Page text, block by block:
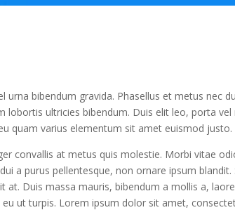
urna bibendum gravida. Phasellus et metus nec
ultricies bibendum. Duis elit leo, porta
quam varius elementum sit amet euismod justo.
convallis at metus quis molestie. Morbi vitae
a purus pellentesque, non ornare ipsum
at. Duis massa mauris, bibendum a mollis a,
ut turpis. Lorem ipsum dolor sit amet,